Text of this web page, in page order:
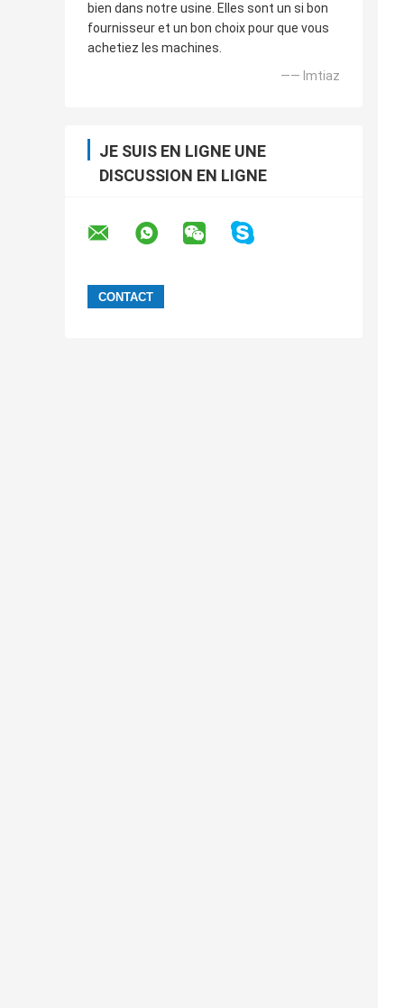
bien dans notre usine. Elles sont un si bon
fournisseur et un bon choix pour que vous
achetiez les machines.
—— Imtiaz
JE SUIS EN LIGNE UNE
DISCUSSION EN LIGNE